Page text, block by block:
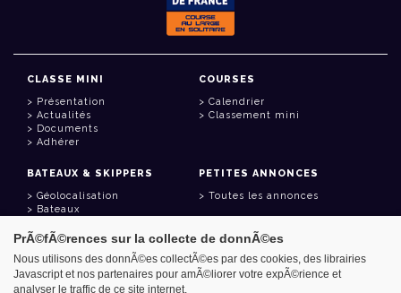
CLASSE MINI
Présentation
Actualités
Documents
Adhérer
COURSES
Calendrier
Classement mini
BATEAUX & SKIPPERS
Géolocalisation
Bateaux
PETITES ANNONCES
Toutes les annonces
LIENS UTILES
Espace adhérent
Contact
PrÃ©fÃ©rences sur la collecte de donnÃ©es
Nous utilisons des donnÃ©es collectÃ©es par des cookies, des librairies
Javascript et nos partenaires pour amÃ©liorer votre expÃ©rience et
analyser le traffic de ce site internet.